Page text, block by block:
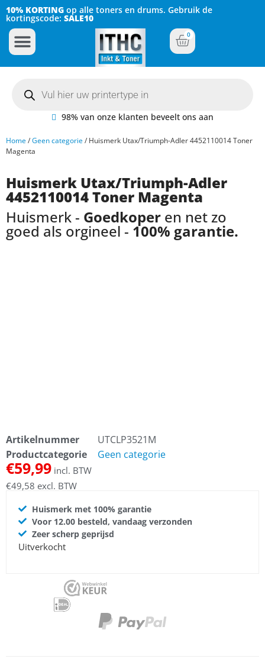
10% KORTING op alle toners en drums. Gebruik de
kortingscode: SALE10
0
98% van onze klanten beveelt ons aan
Home/Geen categorie/ Huismerk Utax/Triumph-Adler 4452110014 Toner
Magenta
Huismerk Utax/Triumph-Adler
4452110014 Toner Magenta
Huismerk - Goedkoper en net zo
goed als orgineel - 100% garantie.
Artikelnummer
UTCLP3521M
Productcategorie
Geen categorie
€59,99 incl. BTW
€49,58 excl. BTW
Huismerk met 100% garantie
Voor 12.00 besteld, vandaag verzonden
Zeer scherp geprijsd
Uitverkocht